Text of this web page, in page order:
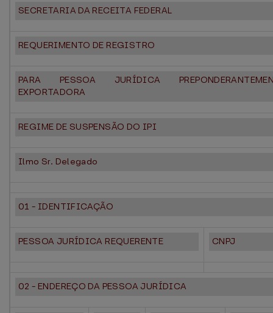
SECRETARIA DA RECEITA FEDERAL
REQUERIMENTO DE REGISTRO
PARA PESSOA JURÍDICA
EXPORTADORA
REGIME DE SUSPENSÃO DO IPI
Ilmo Sr. Delegado
01 - IDENTIFICAÇÃO
PESSOA JURÍDICA REQUERENTE CNPJ
02 - ENDEREÇO DA PESSOA JURÍDICA